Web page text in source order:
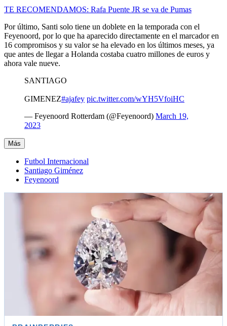
TE RECOMENDAMOS: Rafa Puente JR se va de Pumas
Por último, Santi solo tiene un doblete en la temporada con el
Feyenoord, por lo que ha aparecido directamente en el marcador en
16 compromisos y su valor se ha elevado en los últimos meses, ya
que antes de llegar a Holanda costaba cuatro millones de euros y
ahora vale nueve.
SANTIAGO
GIMENEZ#ajafey pic.twitter.com/wYH5VfoiHC
— Feyenoord Rotterdam (@Feyenoord) March 19,
2023
Más
Futbol Internacional
Santiago Giménez
Feyenoord